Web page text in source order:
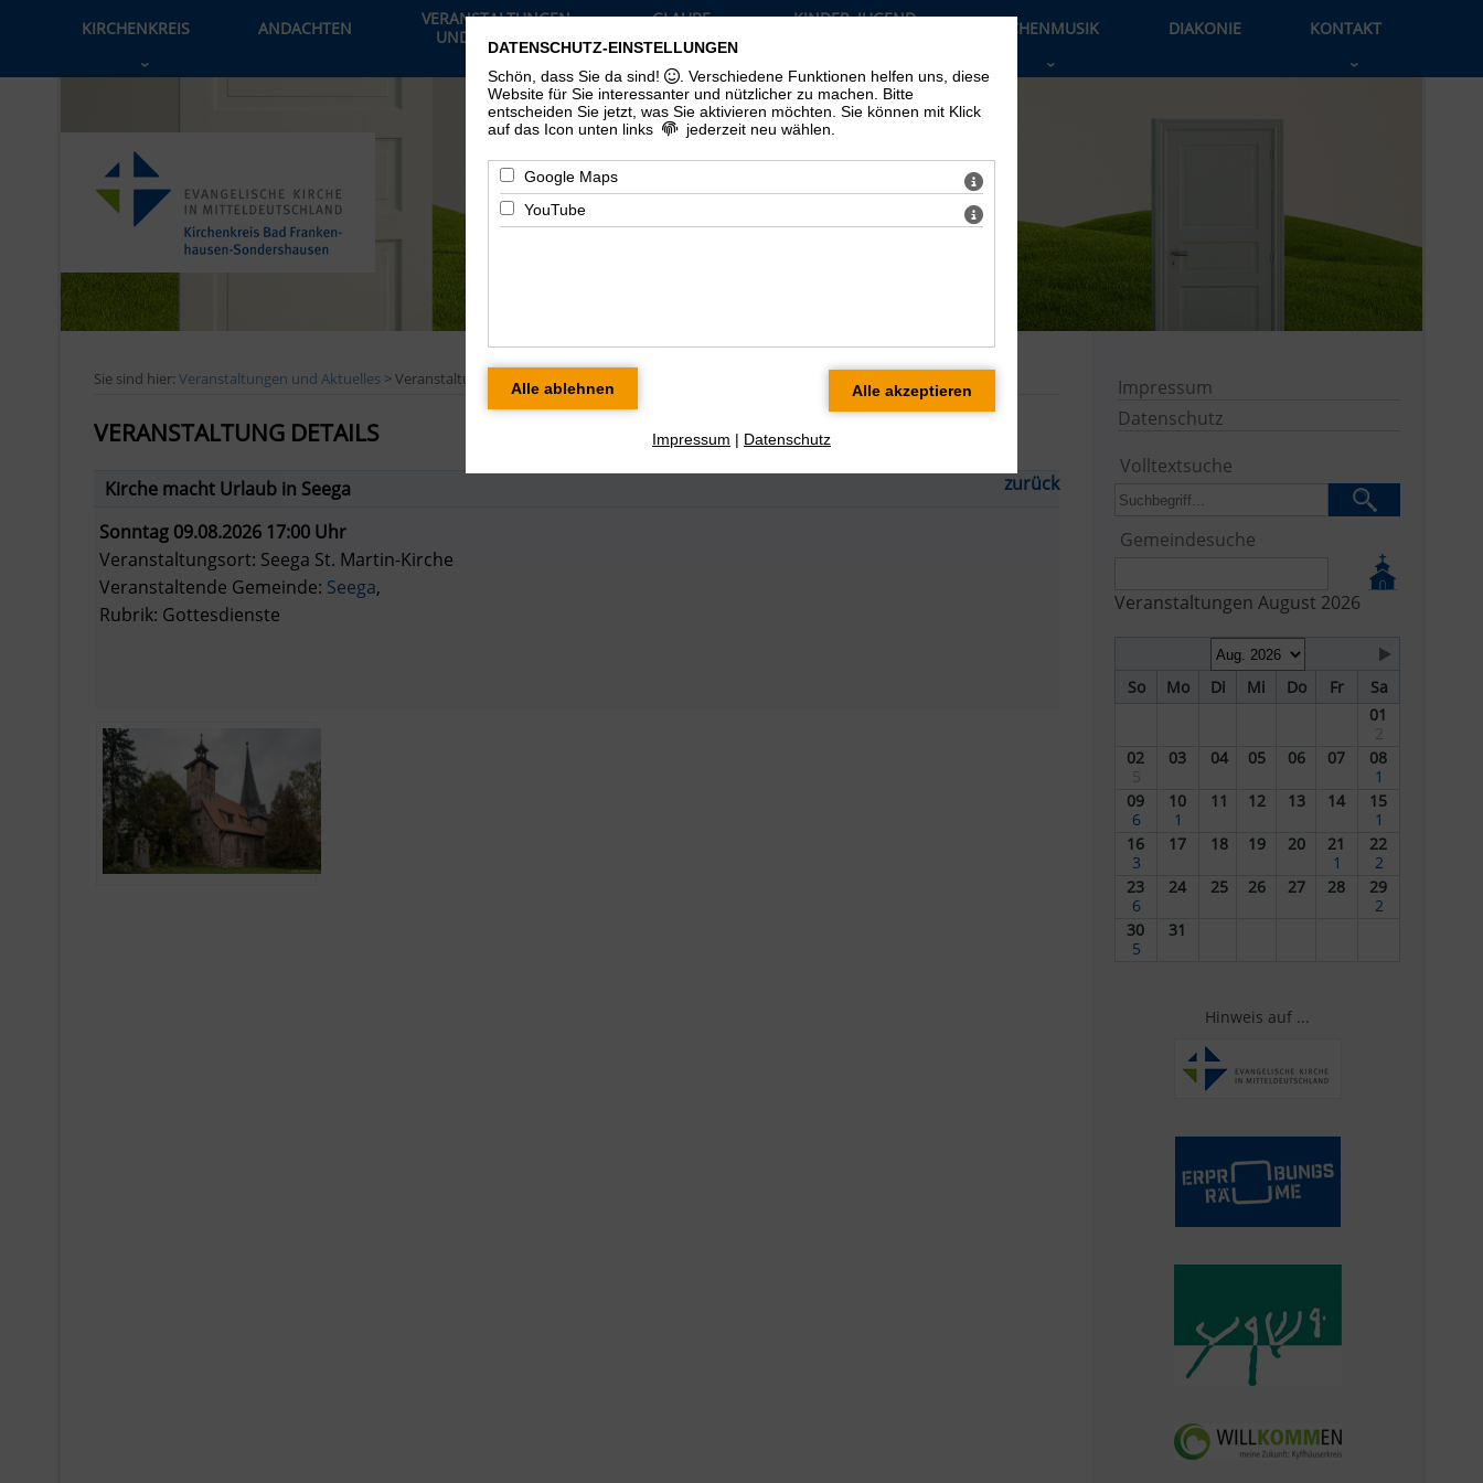
KIRCHENKREIS
›
ANDACHTEN
VERANSTALTUNGEN
UND AKTUELLES
GLAUBE
UND LEBEN
KINDER, JUGEND
KIRCHENMUSIK
›
DIAKONIE KONTAKT
›
Sie sind hier: Veranstaltungen und Aktuelles > Veranstaltungen
VERANSTALTUNG DETAILS
Kirche macht Urlaub in Seega
zurück
Sonntag 09.08.2026 17:00 Uhr
Veranstaltungsort: Seega St. Martin-Kirche
Veranstaltende Gemeinde: Seega,
Rubrik: Gottesdienste
Impressum
Datenschutz
Volltextsuche
Gemeindesuche
Veranstaltungen August 2026
So Mo Di Mi Do Fr
Sa
01
2
02
5
03 04 05 06 07
08
1
09
6
10
1
11 12 13 14
15
1
16
3
17 18 19 20
21
1
22
2
23
6
24 25 26 27 28
29
2
30
5
31
Hinweis auf ...
DATENSCHUTZ-EINSTELLUNGEN
Schön, dass Sie da sind!
. Verschiedene Funktionen helfen uns, diese
Website für Sie interessanter und nützlicher zu machen.
Bitte
entscheiden Sie jetzt, was Sie aktivieren möchten. Sie können mit Klick
auf das Icon unten links
jederzeit neu wählen.
Google Maps
YouTube
Impressum | Datenschutz